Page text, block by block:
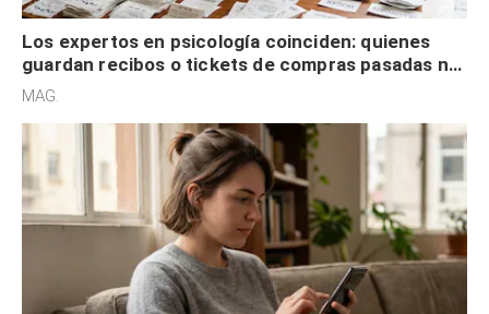
Los expertos en psicología coinciden: quienes
guardan recibos o tickets de compras pasadas no
son acumuladores, sino que tienen necesidad de
MAG.